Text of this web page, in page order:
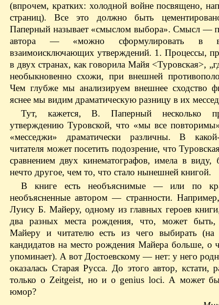
(впрочем, кратких: холодной войне посвящено,
страниц). Все это должно быть
Паперный называет «смыслом выбора». Смысл —
автора — ​«можно сформулировать в
взаимоисключающих утверждений. 1. Процессы,
в двух странах, как говорила Майя <Туровская>,
необыкновенно схожи, при внешней
Чем глубже мы анализируем внешнее сходство
яснее мы видим драматическую разницу в их
Тут, кажется, В. Паперный несколько
утверждению Туровской, что «мы все
«месседжи» драматически различны. В
читателя может посетить подозрение, что
сравнением двух кинематографов, имела в виду,
нечто другое, чем то, что стало нынешней книгой.
В книге есть необъяснимые — ​или по
необъясненные автором — ​странности.
Луису Б. Майеру, одному из главных героев
два разных места рождения, что, может
Майеру и читателю есть из чего выбирать (на
кандидатов на место рождения Майера больше, о
упоминает). А вот Достоевскому — ​нет: у него
оказалась Старая Русса. До этого автор, кстати,
только о Zeitgeist, но и о genius loci. А может
юмор?